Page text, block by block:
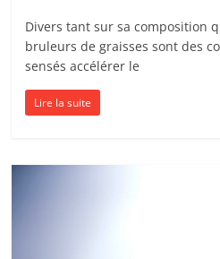
Divers tant sur sa composition
bruleurs de graisses sont des
sensés accélérer le
Lire la suite